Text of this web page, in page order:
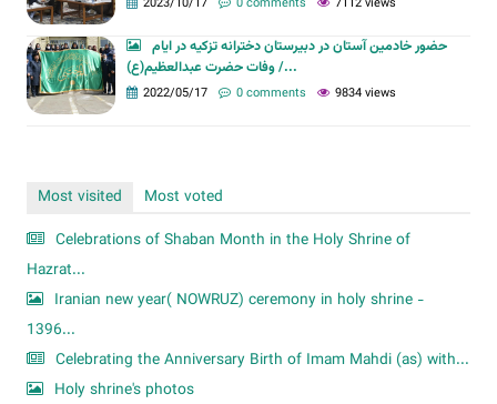
2023/10/17 0 comments 7112 views
حضور خادمین آستان در دبیرستان دخترانه تزکیه در ایام
وفات حضرت عبدالعظیم(ع) /...
2022/05/17 0 comments 9834 views
Most visited
Most voted
Celebrations of Shaban Month in the Holy Shrine of
Hazrat...
Iranian new year( NOWRUZ) ceremony in holy shrine -
1396...
Celebrating the Anniversary Birth of Imam Mahdi (as) with...
Holy shrine's photos